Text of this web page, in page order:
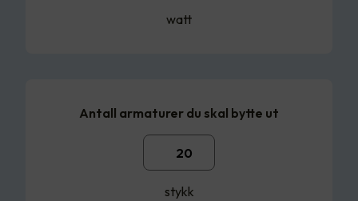
watt
Antall armaturer du skal bytte ut
stykk